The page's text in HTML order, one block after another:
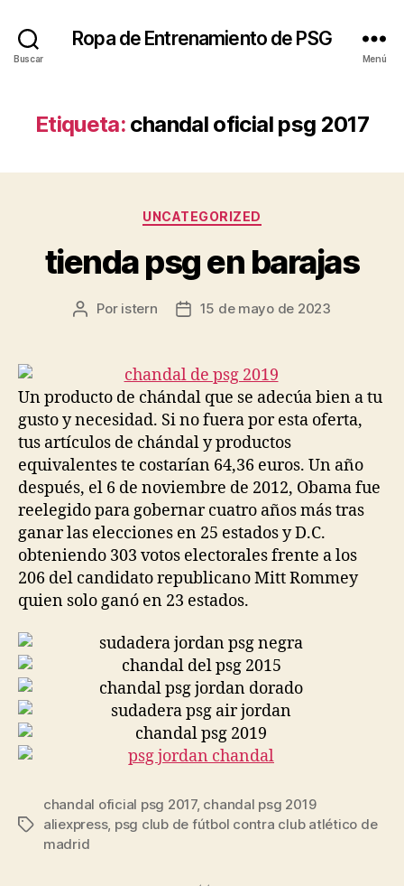
Buscar
Ropa de Entrenamiento de PSG
Menú
Etiqueta: chandal oficial psg 2017
Categorías
UNCATEGORIZED
tienda psg en barajas
Autor
entrada
Por istern
Fecha
entrada
15 de mayo de 2023
Un producto de chándal que se adecúa bien a tu
gusto y necesidad. Si no fuera por esta oferta,
tus artículos de chándal y productos
equivalentes te costarían 64,36 euros. Un año
después, el 6 de noviembre de 2012, Obama fue
reelegido para gobernar cuatro años más tras
ganar las elecciones en 25 estados y D.C.
obteniendo 303 votos electorales frente a los
206 del candidato republicano Mitt Rommey
quien solo ganó en 23 estados.
Etiquetas
chandal oficial psg 2017, chandal psg 2019
aliexpress, psg club de fútbol contra club atlético de
madrid